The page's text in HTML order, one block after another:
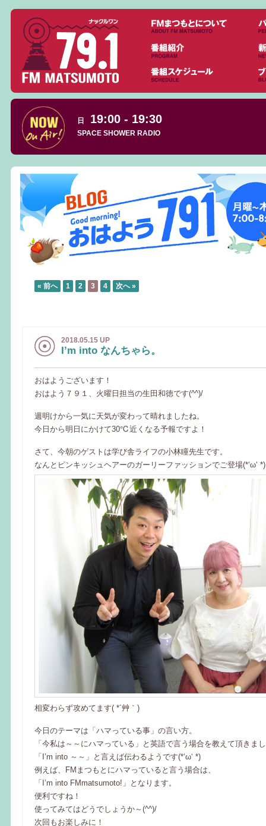
日 19:00 - 19:30
SPACE SHOWER RADIO
« 前へ 1 2 3 4 次へ »
2018.05.15 UP
I’m into なんちゃら。
おはようございます！
おはよう７９１、火曜日担当の生田和徳です(^^)/
週明けから一気に天気が変わって晴れましたね。
今日から明日にかけて30℃近くなる予報ですよ！
さて、今朝のゲストは学び舎ライフの小林瞳先生です。
なんとピンキッシュヘアーのガーリーファッションでご登場(*‘ω‘
相変わらず攻めてます( *´艸｀)
今日のテーマは「ハマっている事」の言い方。
「今私は～～にハマっている」と英語で言う場合を教えて頂きま
「I’m into ～～」と言えば伝わるようです(*‘ω‘ *)
例えば、FMまつもとにハマっていると言う場合は、
「I’m into FMmatsumoto!」となります。
便利ですね！
使ってみてはどうでしょうか～(^^)/
次回もお楽しみに！